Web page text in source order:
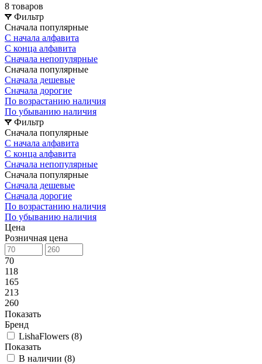
8 товаров
Фильтр
Сначала популярные
С начала алфавита
С конца алфавита
Сначала непопулярные
Сначала популярные
Сначала дешевые
Сначала дорогие
По возрастанию наличия
По убыванию наличия
Фильтр
Сначала популярные
С начала алфавита
С конца алфавита
Сначала непопулярные
Сначала популярные
Сначала дешевые
Сначала дорогие
По возрастанию наличия
По убыванию наличия
Цена
Розничная цена
70
118
165
213
260
Показать
Бренд
LishaFlowers (8)
Показать
В наличии (8)